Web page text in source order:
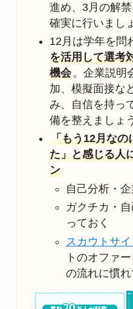
進め、3月の解
確実に行いまし
12月は学年を問
を活用して選考
機会。企業説明
加、模擬面接な
み、自信を持っ
備を整えましょ
「もう12月なの
た」と感じる人
ン
自己分析・
ガクチカ・
っておく
スカウトサ
トのオファ
の流れに慣れ